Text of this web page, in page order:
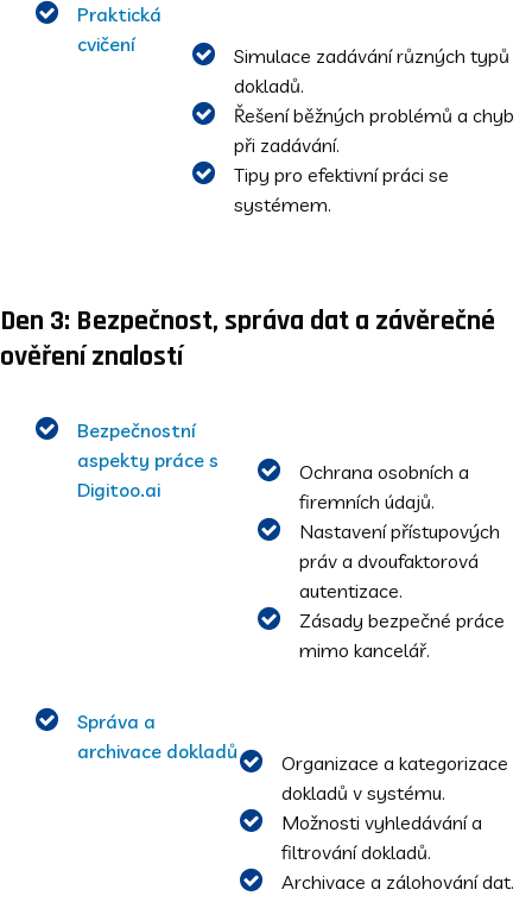
Praktická
cvičení
Simulace zadávání různých typů
dokladů.
Řešení běžných problémů a chyb
při zadávání.
Tipy pro efektivní práci se
systémem.
Den 3: Bezpečnost, správa dat a závěrečné
ověření znalostí
Bezpečnostní
aspekty práce s
Digitoo.ai
Ochrana osobních a
firemních údajů.
Nastavení přístupových
práv a dvoufaktorová
autentizace.
Zásady bezpečné práce
mimo kancelář.
Správa a
archivace dokladů
Organizace a kategorizace
dokladů v systému.
Možnosti vyhledávání a
filtrování dokladů.
Archivace a zálohování dat.